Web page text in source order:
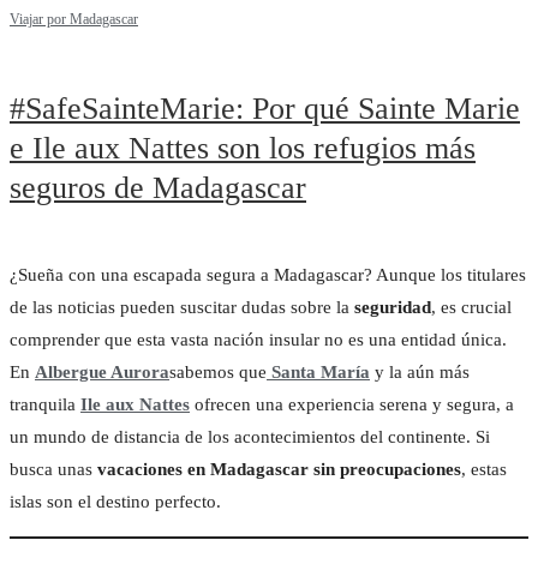
Viajar por Madagascar
#SafeSainteMarie: Por qué Sainte Marie
e Ile aux Nattes son los refugios más
seguros de Madagascar
¿Sueña con una escapada segura a Madagascar? Aunque los titulares
de las noticias pueden suscitar dudas sobre la seguridad, es crucial
comprender que esta vasta nación insular no es una entidad única.
En Albergue Aurorasabemos que Santa María y la aún más
tranquila Ile aux Nattes ofrecen una experiencia serena y segura, a
un mundo de distancia de los acontecimientos del continente. Si
busca unas vacaciones en Madagascar sin preocupaciones, estas
islas son el destino perfecto.